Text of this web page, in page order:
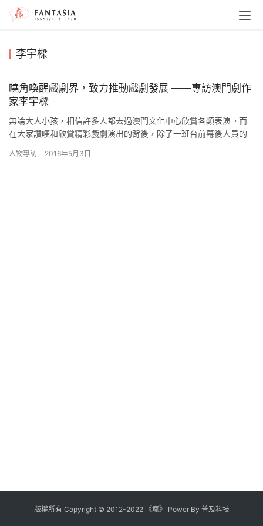
李宇樑
曉角喚醒戲劇界，致力推動戲劇發展 ——專訪澳門劇作
家李宇樑
無論大人小孩，相信許多人都去過澳門文化中心欣賞各類表演。而
在大家讚嘆和欣賞精彩戲劇演出的背後，除了一班台前幕後人員的
劇社的…
人物專訪 2016年5月3日
版權所有 Copyright © 2012-2022《瘋》 Power By 普及科技